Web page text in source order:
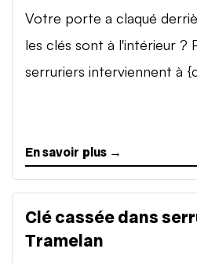
Votre porte a claqué
les clés sont à l'intérieur ?
serruriers interviennent à
En savoir plus →
Clé cassée dans
Tramelan